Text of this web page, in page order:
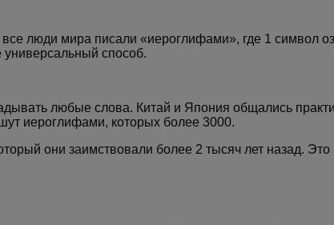
люди мира писали «иероглифами», где 1 символ
способ.
любые слова. Китай и Япония общались
иероглифами, которых более 3000.
они заимствовали более 2 тысяч лет назад.